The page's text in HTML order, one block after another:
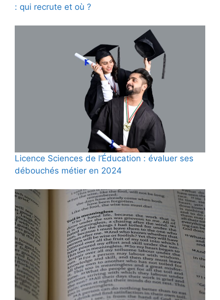
: qui recrute et où ?
Licence Sciences de l’Éducation : évaluer ses
débouchés métier en 2024